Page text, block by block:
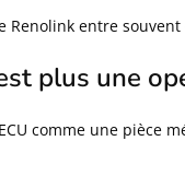
Renolink entre
plus une
comme une pièce